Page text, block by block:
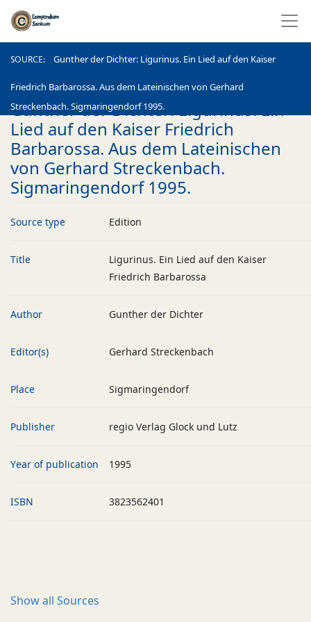
SOURCE Gunther der Dichter: Ligurinus. Ein Lied auf den Kaiser
Friedrich Barbarossa. Aus dem Lateinischen von Gerhard
Streckenbach. Sigmaringendorf 1995.
SOURCE
Gunther der Dichter: Ligurinus. Ein
Lied auf den Kaiser Friedrich
Barbarossa. Aus dem Lateinischen
von Gerhard Streckenbach.
Sigmaringendorf 1995.
Source type Edition
Title
Ligurinus. Ein Lied auf den Kaiser
Friedrich Barbarossa
Author Gunther der Dichter
Editor(s) Gerhard Streckenbach
Place Sigmaringendorf
Publisher regio Verlag Glock und Lutz
Year of publication 1995
ISBN 3823562401
Show all Sources